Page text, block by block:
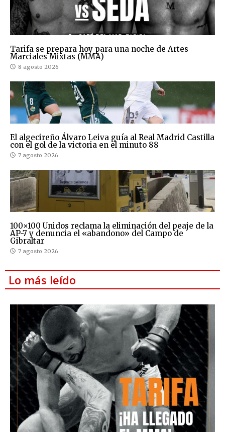
Tarifa se prepara hoy para una noche de Artes
Marciales Mixtas (MMA)
8 agosto 2026
El algecireño Álvaro Leiva guía al Real Madrid Castilla
con el gol de la victoria en el minuto 88
7 agosto 2026
100×100 Unidos reclama la eliminación del peaje de la
AP-7 y denuncia el «abandono» del Campo de
Gibraltar
7 agosto 2026
Lo más leído